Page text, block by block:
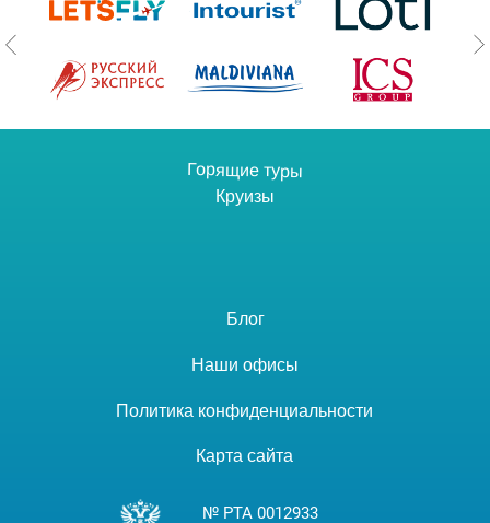
Блог
Наши офисы
Политика конфиденциальности
Карта сайта
Горящие туры
Круизы
№ РТА 0012933